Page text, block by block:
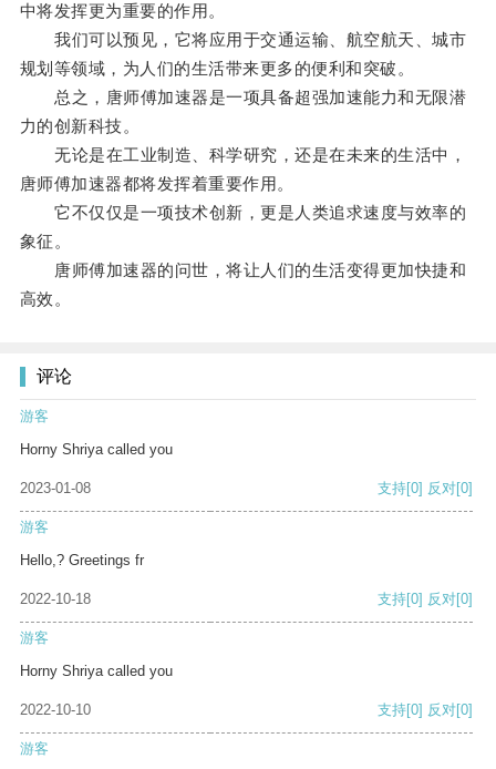
中将发挥更为重要的作用。
我们可以预见，它将应用于交通运输、航空航天、城市
规划等领域，为人们的生活带来更多的便利和突破。
总之，唐师傅加速器是一项具备超强加速能力和无限潜
力的创新科技。
无论是在工业制造、科学研究，还是在未来的生活中，
唐师傅加速器都将发挥着重要作用。
它不仅仅是一项技术创新，更是人类追求速度与效率的
象征。
唐师傅加速器的问世，将让人们的生活变得更加快捷和
高效。
评论
游客
Horny Shriya called you
2023-01-08 支持[0] 反对[0]
游客
Hello,? Greetings fr
2022-10-18 支持[0] 反对[0]
游客
Horny Shriya called you
2022-10-10 支持[0] 反对[0]
游客